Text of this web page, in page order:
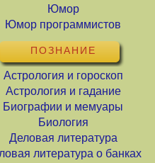
Юмор
Юмор программистов
ПОЗНАНИЕ
Астрология и гороскоп
Астрология и гадание
Биографии и мемуары
Биология
Деловая литература
литература о банках